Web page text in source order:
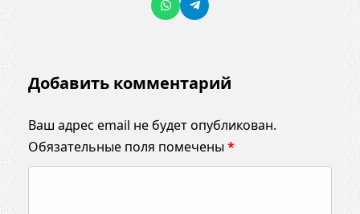
Добавить комментарий
Ваш адрес email не будет опубликован.
Обязательные поля помечены *